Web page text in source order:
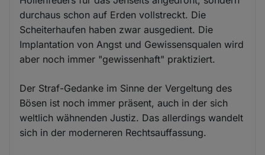
durchaus schon auf Erden vollstreckt. Die
Scheiterhaufen haben zwar ausgedient. Die
Implantation von Angst und Gewissensqualen wird
aber noch immer "gewissenhaft" praktiziert.
Der Straf-Gedanke im Sinne der Vergeltung des
Bösen ist noch immer präsent, auch in der sich
weltlich wähnenden Justiz. Das allerdings wandelt
sich in der moderneren Rechtsauffassung.